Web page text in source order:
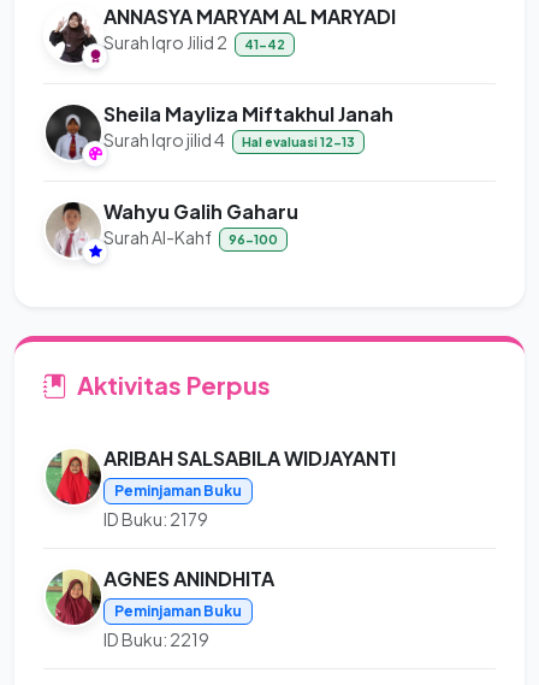
ANNASYA MARYAM AL MARYADI
Surah Iqro Jilid 2 41-42
Sheila Mayliza Miftakhul Janah
Surah Iqro jilid 4 Hal evaluasi 12-13
Wahyu Galih Gaharu
Surah Al-Kahf 96-100
Aktivitas Perpus
ARIBAH SALSABILA WIDJAYANTI
Peminjaman Buku
ID Buku: 2179
AGNES ANINDHITA
Peminjaman Buku
ID Buku: 2219